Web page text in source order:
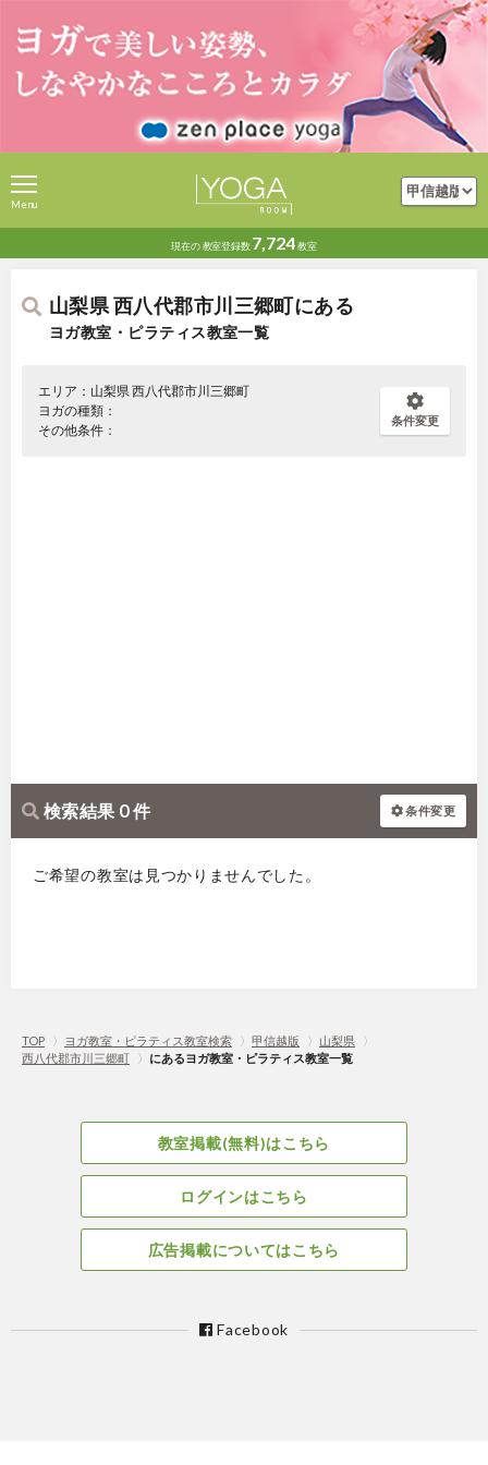
現在の教室登録数 7,724教室
Menu
山梨県 西八代郡市川三郷町にある
ヨガ教室・ピラティス教室一覧
エリア：山梨県 西八代郡市川三郷町
ヨガの種類：
その他条件：
条件変更
検索結果 0 件 条件変更
ご希望の教室は見つかりませんでした。
TOP 〉 ヨガ教室・ピラティス教室検索 〉 甲信越版 〉 山梨県
〉
西八代郡市川三郷町
〉 にあるヨガ教室・ピラティス教室一覧
教室掲載(無料)はこちら
ログインはこちら
広告掲載についてはこちら
Facebook